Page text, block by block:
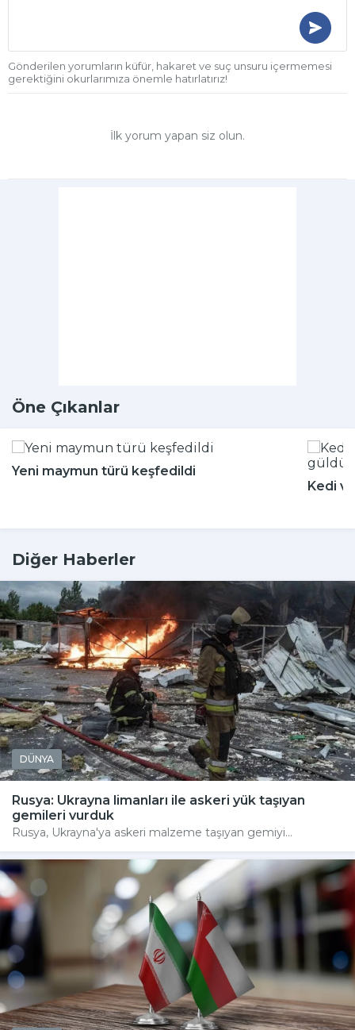
Gönderilen yorumların küfür, hakaret ve suç unsuru içermemesi
gerektiğini okurlarımıza önemle hatırlatırız!
İlk yorum yapan siz olun.
Öne Çıkanlar
Yeni maymun türü keşfedildi
Kedi
Diğer Haberler
DÜNYA
Rusya: Ukrayna limanları ile askeri yük taşıyan
gemileri vurduk
Rusya, Ukrayna'ya askeri malzeme taşıyan gemiyi...